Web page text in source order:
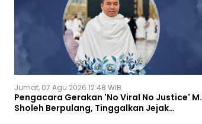
Jumat, 07 Agu 2026 12:48 WIB
Pengacara Gerakan 'No Viral No Justice' M.
Sholeh Berpulang, Tinggalkan Jejak